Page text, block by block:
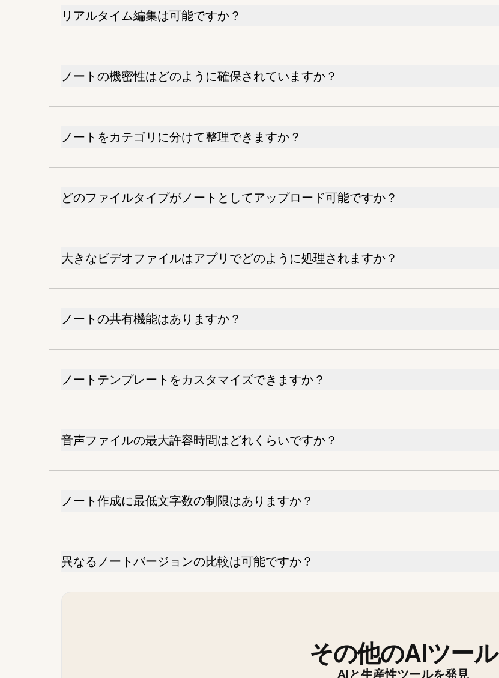
リアルタイム編集は可能ですか？
ノートの機密性はどのように確保されていますか？
ノートをカテゴリに分けて整理できますか？
どのファイルタイプがノートとしてアップロード可能ですか？
大きなビデオファイルはアプリでどのように処理されますか？
ノートの共有機能はありますか？
ノートテンプレートをカスタマイズできますか？
音声ファイルの最大許容時間はどれくらいですか？
ノート作成に最低文字数の制限はありますか？
異なるノートバージョンの比較は可能ですか？
その他のAIツール
AIと生産性ツールを発見